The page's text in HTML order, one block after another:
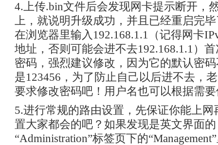
4.上传.bin文件后会发现网卡提示断开，
上，就说明升级成功，并且已经重启完
在浏览器里输入192.168.1.1（记得网卡
地址，否则可能会进不去192.168.1.1）
密码，强烈建议修改，因为它的默认密
是123456，为了防止自己以后进不去，
要求修改密码吧！用户名也可以根据需
5.进行常规的路由设置，先保证你能上
置大家都会的吧？如果发现是英文界面
“Administration”标签页下的